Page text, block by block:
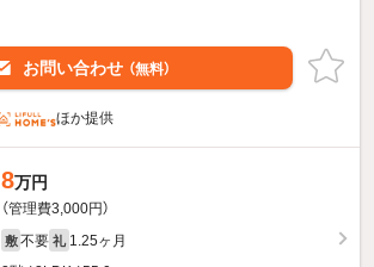
お問い合わせ （無料）
ほか提供
8万円
（管理費3,000円）
敷 不要 礼 1.25ヶ月